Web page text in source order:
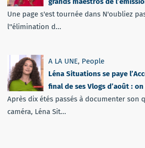
Une page s'est tournée dans N'oubliez
l''élimination d...
A LA UNE, People
Léna Situations se paye
final de ses Vlogs d’août :
Après dix étés passés à documenter son
caméra, Léna Sit...